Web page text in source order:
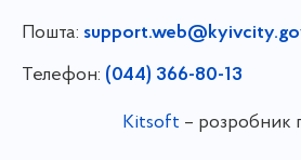
Пошта:
Телефон: (044) 366-80-13
Kitsoft – розробник